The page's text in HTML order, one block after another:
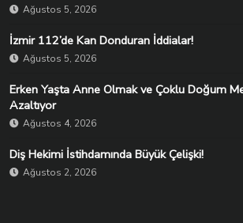
Ağustos 5, 2026
İzmir 112’de Kan Donduran İddialar!
Ağustos 5, 2026
Erken Yaşta Anne Olmak ve Çoklu Doğum
Azaltıyor
Ağustos 4, 2026
Diş Hekimi İstihdamında Büyük Çelişki!
Ağustos 2, 2026